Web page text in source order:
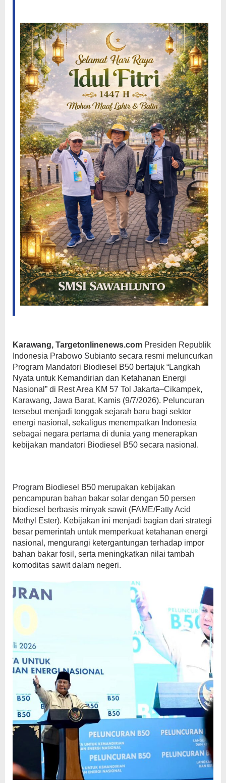
Karawang, Targetonlinenews.com Presiden Republik
Indonesia Prabowo Subianto secara resmi meluncurkan
Program Mandatori Biodiesel B50 bertajuk “Langkah
Nyata untuk Kemandirian dan Ketahanan Energi
Nasional” di Rest Area KM 57 Tol Jakarta–Cikampek,
Karawang, Jawa Barat, Kamis (9/7/2026). Peluncuran
tersebut menjadi tonggak sejarah baru bagi sektor
energi nasional, sekaligus menempatkan Indonesia
sebagai negara pertama di dunia yang menerapkan
kebijakan mandatori Biodiesel B50 secara nasional.
Program Biodiesel B50 merupakan kebijakan
pencampuran bahan bakar solar dengan 50 persen
biodiesel berbasis minyak sawit (FAME/Fatty Acid
Methyl Ester). Kebijakan ini menjadi bagian dari strategi
besar pemerintah untuk memperkuat ketahanan energi
nasional, mengurangi ketergantungan terhadap impor
bahan bakar fosil, serta meningkatkan nilai tambah
komoditas sawit dalam negeri.